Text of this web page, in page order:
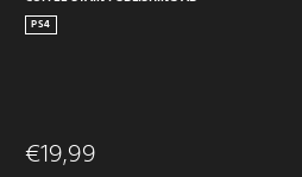
PS4
€19,99